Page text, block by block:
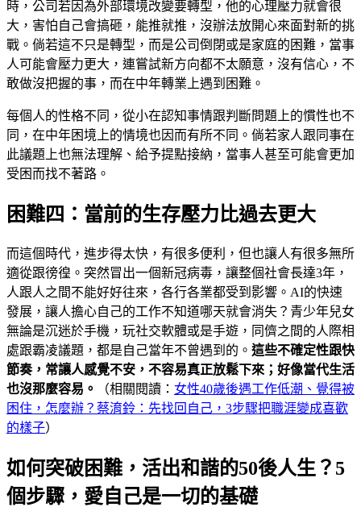
時，公司若因為外部環境改變要轉型，他的心理壓力就會很
大，害怕自己會搞砸，能推就推，沒辦法放開心來面對新的挑
戰。倘若這不只是轉型，而是公司倒閉或是家庭的困難，當事
人可能會壓力更大，連嘗試新方向都不太願意，沒有信心，不
敢做沒把握的事，而在中年轉業上遇到困難。
每個人的性格不同，從小在認知事情跟判斷問題上的慣性也不
同，在中年困境上的情境也因而有所不同。倘若家人跟同事在
此議題上也無法理解、給予提點接納，當事人甚至可能會更加
受困而找不著路。
困難四：當前的生存壓力比過去更大
而這個時代，進步得太快，有很多便利，但也讓人有很多無所
適從跟徬徨。突然冒出一個新冠病毒，讓整個社會長達3年，
人跟人之間不能好好往來，各行各業都受到影響。AI的快速
發展，讓人擔心自己的工作不知道哪天就會消失？青少年兒女
無論是沉迷於手機，玩社交軟體或是手遊，同儕之間的人際相
處跟霸凌議題，都是自己當年不曾遇到的。 這些不確定性跟快
節奏，常讓人感覺不安，不容易真正放鬆下來；好像當代生活
也沒那麼容易。
（相關閱讀： 女性40歲後遇工作低潮、覺得被
困住，怎麼辦？蔡淯鈴：先找回自己，3步驟把職涯變成喜歡
的樣子）
如何突破困難，活出和諧的50後人生？5
個步驟，愛自己是一切的基礎